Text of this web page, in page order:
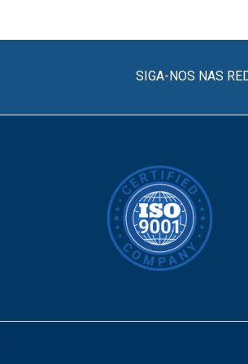
SIGA-NOS NAS